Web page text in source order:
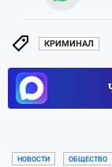
КРИМИНАЛ
НОВОСТИ ОБЩЕСТВО